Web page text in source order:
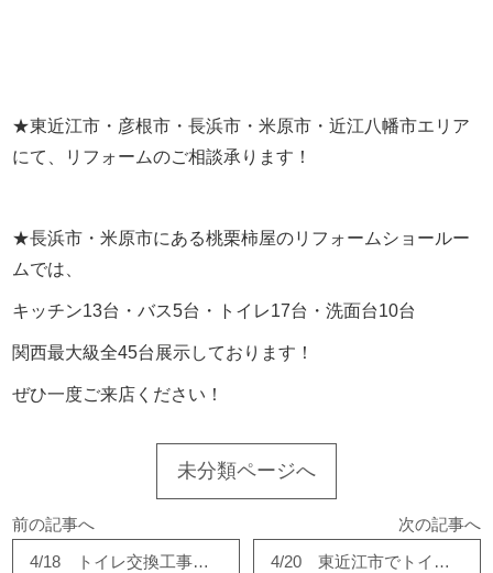
★東近江市・彦根市・長浜市・米原市・近江八幡市エリア
にて、リフォームのご相談承ります！
★長浜市・米原市にある桃栗柿屋のリフォームショールー
ムでは、
キッチン13台・バス5台・トイレ17台・洗面台10台
関西最大級全45台展示しております！
ぜひ一度ご来店ください！
未分類ページへ
前の記事へ
4/18 トイレ交換工事完了！
次の記事へ
4/20 東近江市でトイレの交換工事！